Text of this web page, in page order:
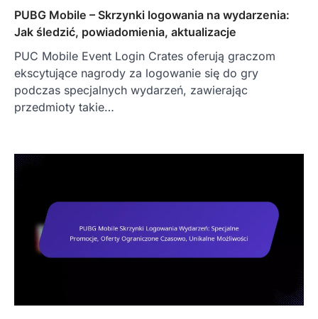
PUBG Mobile – Skrzynki logowania na wydarzenia:
Jak śledzić, powiadomienia, aktualizacje
PUC Mobile Event Login Crates oferują graczom
ekscytujące nagrody za logowanie się do gry
podczas specjalnych wydarzeń, zawierając
przedmioty takie…